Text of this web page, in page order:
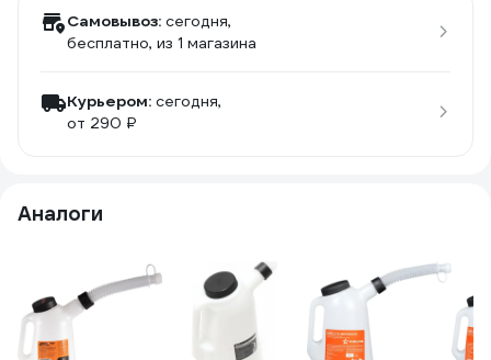
Самовывоз: сегодня,
бесплатно, из 1 магазина
Курьером: сегодня,
от 290 ₽
Аналоги